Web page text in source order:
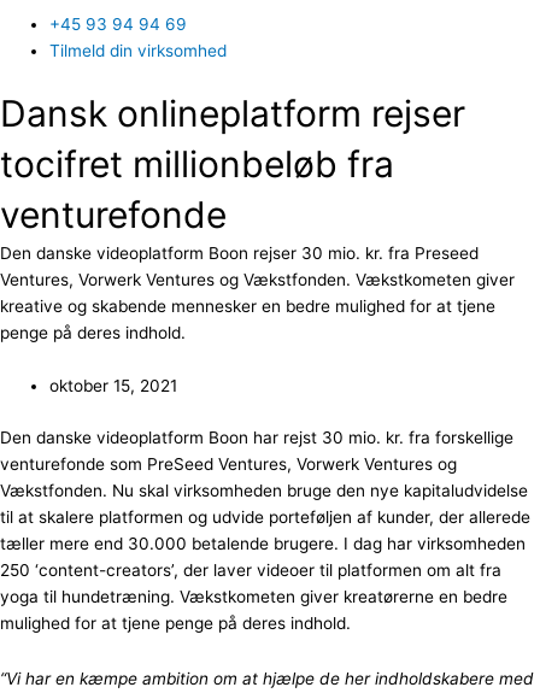
+45 93 94 94 69
Tilmeld din virksomhed
Dansk onlineplatform rejser
tocifret millionbeløb fra
venturefonde
Den danske videoplatform Boon rejser 30 mio. kr. fra Preseed
Ventures, Vorwerk Ventures og Vækstfonden. Vækstkometen giver
kreative og skabende mennesker en bedre mulighed for at tjene
penge på deres indhold.
oktober 15, 2021
Den danske videoplatform Boon har rejst 30 mio. kr. fra forskellige
venturefonde som PreSeed Ventures, Vorwerk Ventures og
Vækstfonden. Nu skal virksomheden bruge den nye kapitaludvidelse
til at skalere platformen og udvide porteføljen af kunder, der allerede
tæller mere end 30.000 betalende brugere. I dag har virksomheden
250 ‘content-creators’, der laver videoer til platformen om alt fra
yoga til hundetræning. Vækstkometen giver kreatørerne en bedre
mulighed for at tjene penge på deres indhold.
“Vi har en kæmpe ambition om at hjælpe de her indholdskabere med